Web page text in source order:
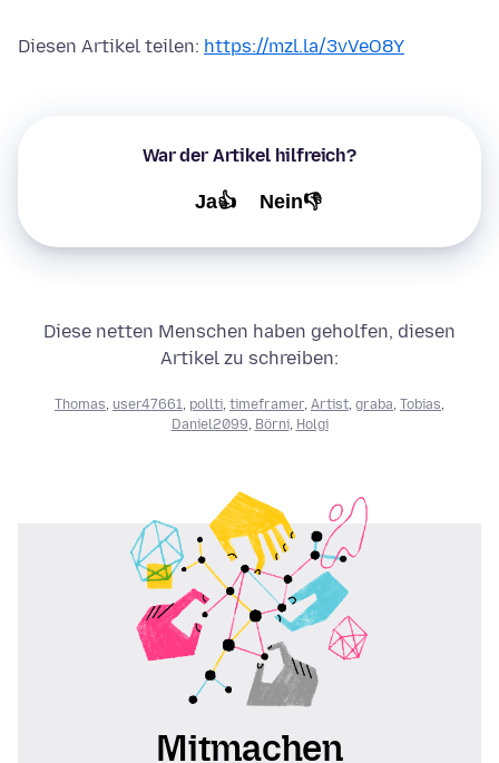
Diesen Artikel teilen: https://mzl.la/3vVeO8Y
War der Artikel hilfreich?
Ja👍 Nein👎
Diese netten Menschen haben geholfen, diesen
Artikel zu schreiben:
Thomas user47661 pollti timeframer, Artist graba Tobias
Daniel2099 Börni, Holgi
Mitmachen